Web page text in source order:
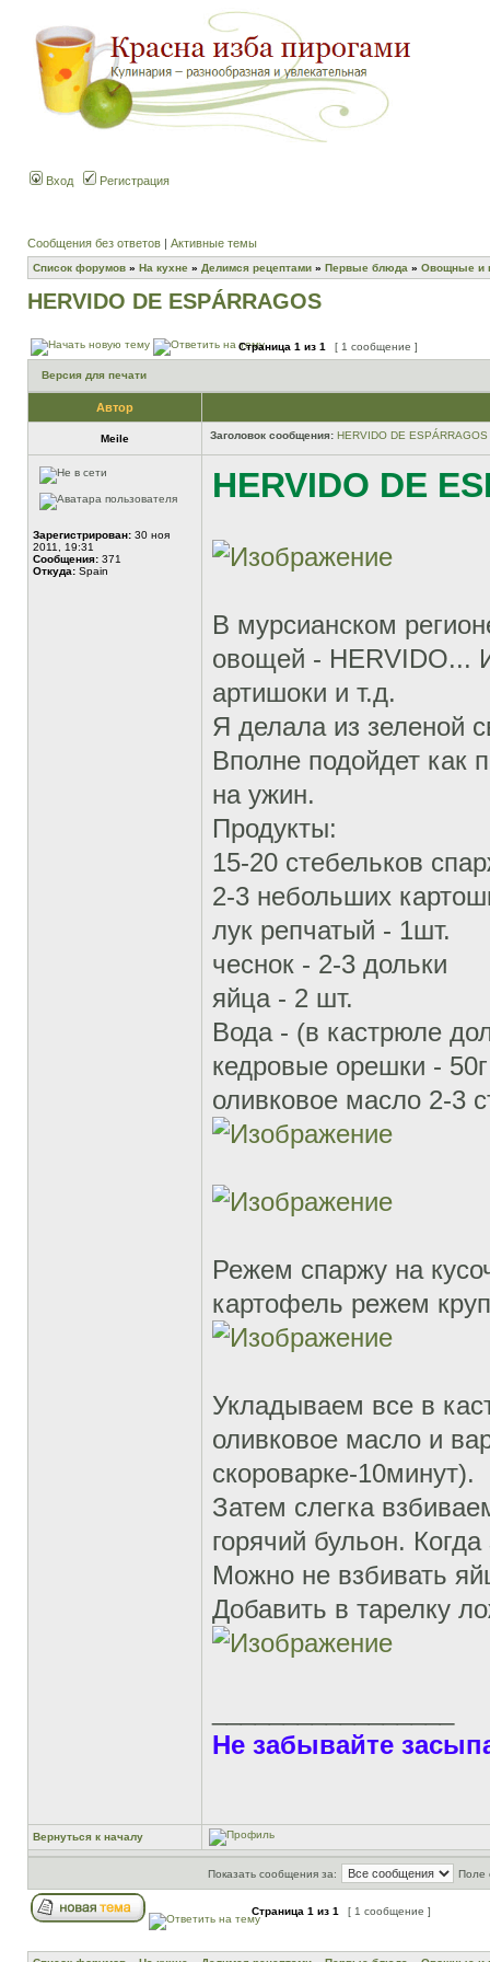
Вход Регистрация
Сообщения без ответов | Активные темы
Список форумов » На кухне » Делимся рецептами » Первые блюда » Овощные и
HERVIDO DE ESPÁRRAGOS
Страница 1 из 1 [ 1 сообщение ]
Версия для печати
Автор
Meile Заголовок сообщения: HERVIDO DE ESPÁRRAGOS
Зарегистрирован: 30 ноя
2011, 19:31
Сообщения: 371
Откуда: Spain
HERVIDO DE
В мурсианском
овощей - HERVIDO...
артишоки и т.д.
Я делала из зеленой
Вполне подойдет как
на ужин.
Продукты:
15-20 стебельков
2-3 небольших
лук репчатый - 1шт.
чеснок - 2-3 дольки
яйца - 2 шт.
Вода - (в кастрюле
кедровые орешки - 50г
оливковое масло 2-3
Режем спаржу на
картофель режем
Укладываем все в
оливковое масло и
скороварке-10минут).
Затем слегка
горячий бульон.
Можно не взбивать
Добавить в тарелку
Не забывайте
Вернуться к началу
Показать сообщения за: Поле
Страница 1 из 1 [ 1 сообщение ]